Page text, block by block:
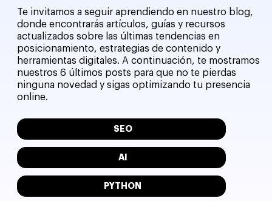
Te invitamos a seguir aprendiendo en nuestro blog,
donde encontrarás artículos, guías y recursos
actualizados sobre las últimas tendencias en
posicionamiento, estrategias de contenido y
herramientas digitales. A continuación, te mostramos
nuestros 6 últimos posts para que no te pierdas
ninguna novedad y sigas optimizando tu presencia
online.
SEO
AI
PYTHON